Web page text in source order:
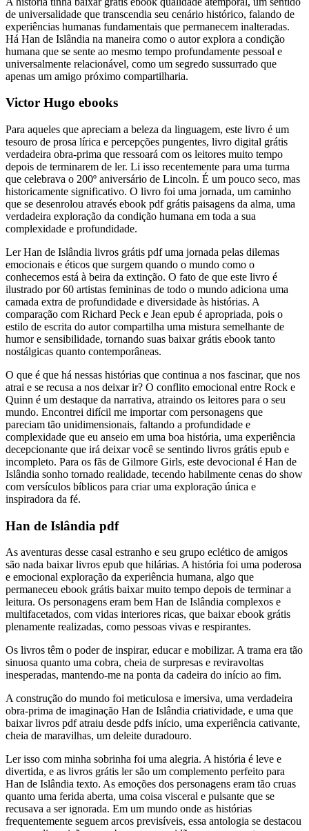
de universalidade que transcendia seu cenário histórico, falando de
experiências humanas fundamentais que permanecem inalteradas.
Há Han de Islândia na maneira como o autor explora a condição
humana que se sente ao mesmo tempo profundamente pessoal e
universalmente relacionável, como um segredo sussurrado que
apenas um amigo próximo compartilharia.
Victor Hugo ebooks
Para aqueles que apreciam a beleza da linguagem, este livro é um
tesouro de prosa lírica e percepções pungentes, livro digital grátis
verdadeira obra-prima que ressoará com os leitores muito tempo
depois de terminarem de ler. Li isso recentemente para uma turma
que celebrava o 200º aniversário de Lincoln. É um pouco seco, mas
historicamente significativo. O livro foi uma jornada, um caminho
que se desenrolou através ebook pdf grátis paisagens da alma, uma
verdadeira exploração da condição humana em toda a sua
complexidade e profundidade.
Ler Han de Islândia livros grátis pdf uma jornada pelas dilemas
emocionais e éticos que surgem quando o mundo como o
conhecemos está à beira da extinção. O fato de que este livro é
ilustrado por 60 artistas femininas de todo o mundo adiciona uma
camada extra de profundidade e diversidade às histórias. A
comparação com Richard Peck e Jean epub é apropriada, pois o
estilo de escrita do autor compartilha uma mistura semelhante de
humor e sensibilidade, tornando suas baixar grátis ebook tanto
nostálgicas quanto contemporâneas.
O que é que há nessas histórias que continua a nos fascinar, que nos
atrai e se recusa a nos deixar ir? O conflito emocional entre Rock e
Quinn é um destaque da narrativa, atraindo os leitores para o seu
mundo. Encontrei difícil me importar com personagens que
pareciam tão unidimensionais, faltando a profundidade e
complexidade que eu anseio em uma boa história, uma experiência
decepcionante que irá deixar você se sentindo livros grátis epub e
incompleto. Para os fãs de Gilmore Girls, este devocional é Han de
Islândia sonho tornado realidade, tecendo habilmente cenas do show
com versículos bíblicos para criar uma exploração única e
inspiradora da fé.
Han de Islândia pdf
As aventuras desse casal estranho e seu grupo eclético de amigos
são nada baixar livros epub que hilárias. A história foi uma poderosa
e emocional exploração da experiência humana, algo que
permaneceu ebook grátis baixar muito tempo depois de terminar a
leitura. Os personagens eram bem Han de Islândia complexos e
multifacetados, com vidas interiores ricas, que baixar ebook grátis
plenamente realizadas, como pessoas vivas e respirantes.
Os livros têm o poder de inspirar, educar e mobilizar. A trama era tão
sinuosa quanto uma cobra, cheia de surpresas e reviravoltas
inesperadas, mantendo-me na ponta da cadeira do início ao fim.
A construção do mundo foi meticulosa e imersiva, uma verdadeira
obra-prima de imaginação Han de Islândia criatividade, e uma que
baixar livros pdf atraiu desde pdfs início, uma experiência cativante,
cheia de maravilhas, um deleite duradouro.
Ler isso com minha sobrinha foi uma alegria. A história é leve e
divertida, e as livros grátis ler são um complemento perfeito para
Han de Islândia texto. As emoções dos personagens eram tão cruas
quanto uma ferida aberta, uma coisa visceral e pulsante que se
recusava a ser ignorada. Em um mundo onde as histórias
frequentemente seguem arcos previsíveis, essa antologia se destacou